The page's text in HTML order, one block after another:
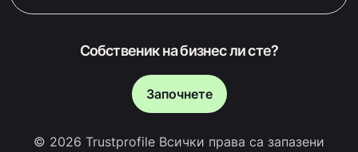
Собственик на бизнес ли сте?
Започнете
© 2026 Trustprofile Всички права са запазени